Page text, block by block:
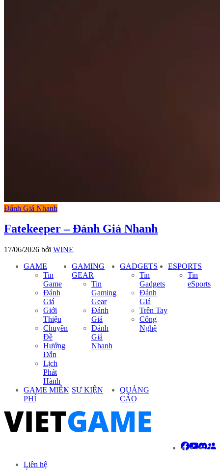
Đánh Giá Nhanh
Fatekeeper – Đánh Giá Nhanh
17/06/2026 bởi WINE
GAME
Tin
Game
Đánh
Giá
Giới
Thiệu
Chuyên
Đề
Hướng
Dẫn
Lịch
Phát
Hành
GAMING
GEAR
Tin
Gaming
Gear
Đánh
Giá
Đánh
Giá
Nhanh
GADGETS
Tin
Gadgets
Đánh
Giá
Trên Tay
Công
Nghệ
ESPORTS
Tin
eSports
GAME MIỄN
PHÍ
SỰ KIỆN
QUẢNG
CÁO
Liên hệ